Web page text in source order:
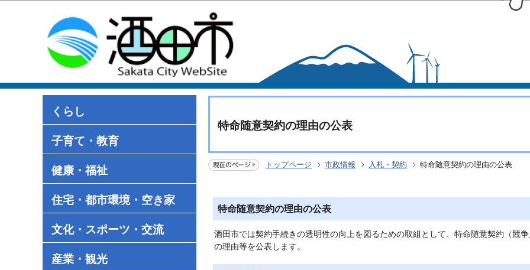
くらし
子育て・教育
健康・福祉
住宅・都市環境・空き家
文化・スポーツ・交流
産業・観光
特命随意契約の理由の公表
トップページ 市政情報 入札・契約 特命随意契約の理由の公表
特命随意契約の理由の公表
酒田市では契約手続きの透明性の向上を図るための取組として、特命随意契約（競
の理由等を公表します。